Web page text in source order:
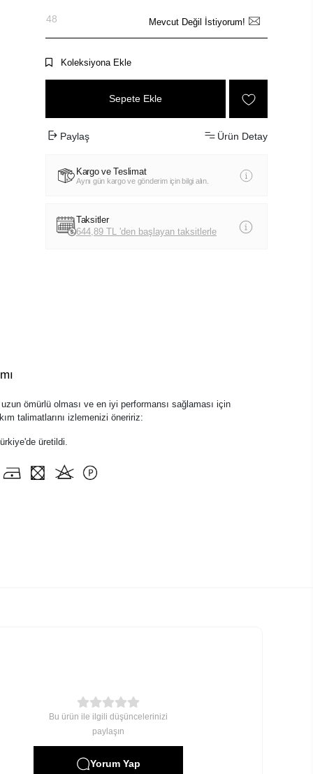
48 Mevcut Değil İstiyorum!
Koleksiyona Ekle
Sepete Ekle
Paylaş Ürün Detay
Kargo ve Teslimat
Aynı gün kargo ve gönderim için bilgi alın.
Taksitler
644,89 TL 'den başlayan taksitlerle
ömürlü olması ve en iyi performansı sağlaması için
talimatlarını izlemenizi öneririz:
üretildi.
Bu ürün ile ilgili düşüncelerinizi
paylaşın
Yorum Yap